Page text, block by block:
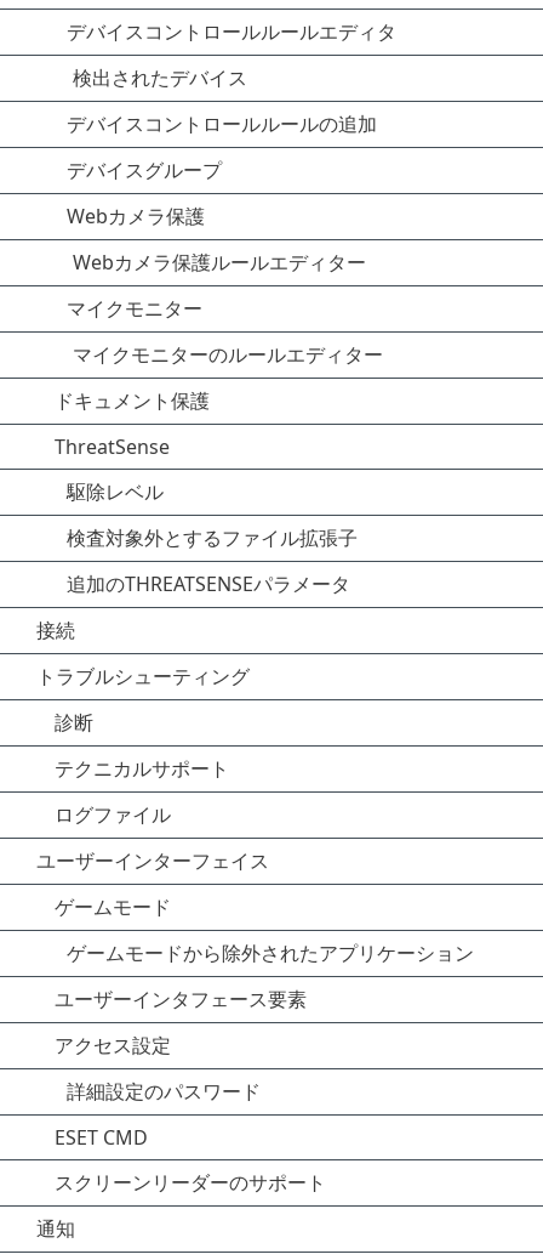
デバイスコントロールルールエディタ
検出されたデバイス
デバイスコントロールルールの追加
デバイスグループ
Webカメラ保護
Webカメラ保護ルールエディター
マイクモニター
マイクモニターのルールエディター
ドキュメント保護
ThreatSense
駆除レベル
検査対象外とするファイル拡張子
追加のTHREATSENSEパラメータ
接続
トラブルシューティング
診断
テクニカルサポート
ログファイル
ユーザーインターフェイス
ゲームモード
ゲームモードから除外されたアプリケーション
ユーザーインタフェース要素
アクセス設定
詳細設定のパスワード
ESET CMD
スクリーンリーダーのサポート
通知